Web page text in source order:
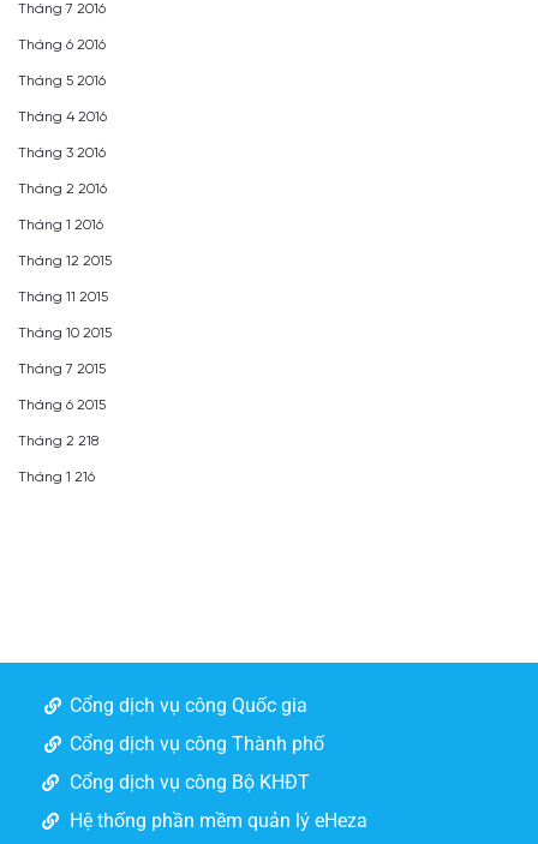
Tháng 7 2016
Tháng 6 2016
Tháng 5 2016
Tháng 4 2016
Tháng 3 2016
Tháng 2 2016
Tháng 1 2016
Tháng 12 2015
Tháng 11 2015
Tháng 10 2015
Tháng 7 2015
Tháng 6 2015
Tháng 2 218
Tháng 1 216
Cổng dịch vụ công Quốc gia
Cổng dịch vụ công Thành phố
Cổng dịch vụ công Bộ KHĐT
Hệ thống phần mềm quản lý eHeza